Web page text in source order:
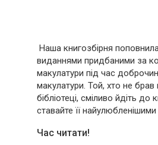
Наша книгозбірня
виданнями придбаними за
макулатури під час
макулатури. Той, хто не брав
бібліотеці, сміливо йдіть до
ставайте її
Час читати!